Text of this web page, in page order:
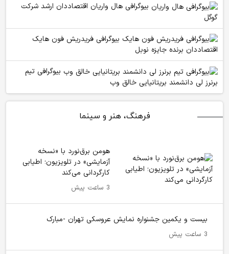
بیوگرافی هال واریان اقتصاددان ارشد شرکت
گوگل
بیوگرافی فریدریش فون هایک
اقتصاددان برنده جایزه نوبل
بیوگرافی تیم
برنرز لی دانشمند بریتانیایی خالق وب
فرهنگ، هنر و سینما
هومن برق‌نورد با «نسخه
آزمایشی» در تلویزیون؛ اطیابی
کارگردانی می‌کند
3 ساعت پیش
بیست و یکمین جشنواره نمایش عروسکی تهران -مبارک
3 ساعت پیش